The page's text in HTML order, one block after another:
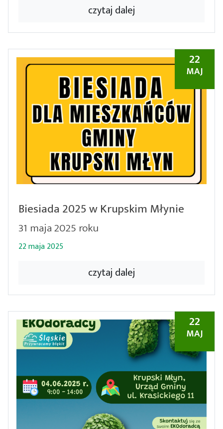
czytaj dalej
22
MAJ
Biesiada 2025 w Krupskim Młynie
31 maja 2025 roku
22 maja 2025
czytaj dalej
22
MAJ